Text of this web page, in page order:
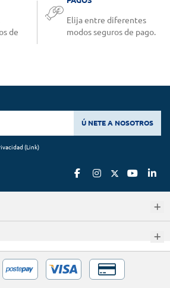
de
Elija entre diferentes
modos seguros de pago.
Ú NETE A NOSOTROS
(Link)